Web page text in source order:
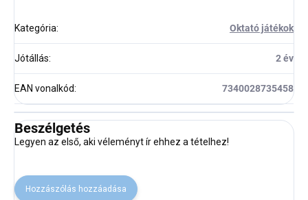
Kategória: Oktató játékok
Jótállás: 2 év
EAN vonalkód: 7340028735458
Beszélgetés
Legyen az első, aki véleményt ír ehhez a tételhez!
Hozzászólás hozzáadása